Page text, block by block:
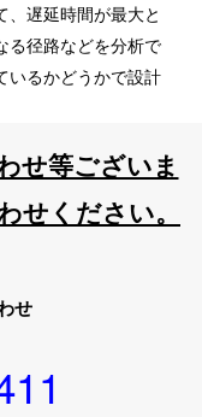
遅延時間が最大と
る径路などを分析で
いるかどうかで設計
せ等ございま
せください。
せ